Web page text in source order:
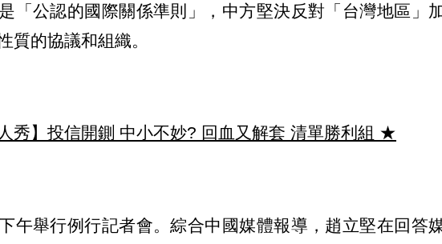
「公認的國際關係準則」，中方堅決反對「台灣地區」
質的協議和組織。
秀】投信開鍘 中小不妙? 回血又解套 清單勝利組 ★
午舉行例行記者會。綜合中國媒體報導，趙立堅在回答